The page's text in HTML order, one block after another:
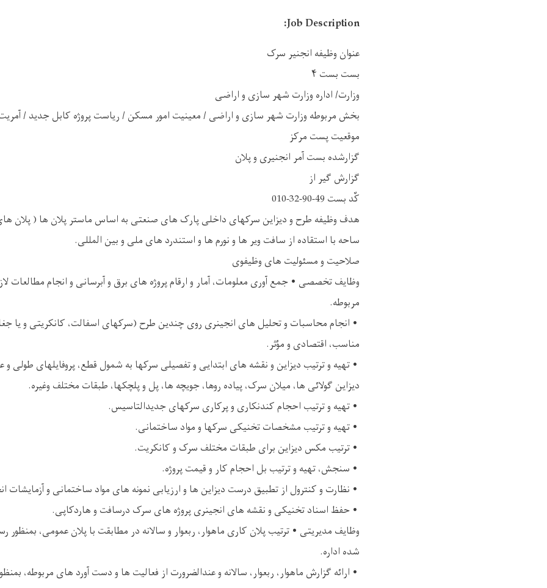
Job Description:
عنوان وظیفه انجنیر سرک
بست بست ۴
وزارت/ اداره وزارت شهر سازی و اراضی
بخش مربوطه وزارت شهر سازی و اراضی / معینیت امور مسکن / ریاست پروژه کابل جدید / آمریت
موقعیت پست مرکز
گزارشده بست آمر انجنیری و پلان
گزارش گیر از
کٌد بست 49-90-32-010
هدف وظیفه طرح و دیزاین سرکهای داخلی پارک های صنعتی به اساس ماستر پلان ها ( پلان
ساحه با استقاده از سافت ویر ها و نورم ها و استندرد های ملی و بین المللی.
صلاحیت و مسئولیت های وظیفوی
وظایف تخصصی • جمع آوری معلومات، آمار و ارقام پروژه های برق و آبرسانی و انجام مطالعات
مربوطه.
• انجام محاسبات و تحلیل های انجینری روی چندین طرح (سرکهای اسفالت، کانکریتی و یا
مناسب، اقتصادی و مؤثر.
• تهیه و ترتیب دیزاین و نقشه های ابتدایی و تفصیلی سرکها به شمول قطع، پروفایلهای طولی
دیزاین گولائی ها، میلان سرک، پیاده روها، جویچه ها، پل و پلچکها، طبقات مختلف وغیره.
• تهیه و ترتیب احجام کندنکاری و پرکاری سرکهای جدیدالتاسیس.
• تهیه و ترتیب مشخصات تخنیکی سرکها و مواد ساختمانی.
• ترتیب مکس دیزاین برای طبقات مختلف سرک و کانکریت.
• سنجش، تهیه و ترتیب بل احجام کار و قیمت پروژه.
• نظارت و کنترول از تطبیق درست دیزاین ها و ارزیابی نمونه های مواد ساختمانی و آزمایشات
• حفظ اسناد تخنیکی و نقشه های انجینری پروژه های سرک درسافت و هاردکاپی.
وظایف مدیریتی • ترتیب پلان کاری ماهوار، ربعوار و سالانه در مطابقت با پلان عمومی، بمنظور
شده اداره.
• ارائه گزارش ماهوار، ربعوار، سالانه و عندالضرورت از فعالیت ها و دست آورد های مربوطه،